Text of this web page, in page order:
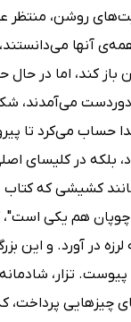
روشن، منتظر
آنها
باز کند، اما در
مى‌آمدند،
حساب مى‌کرد تا
بلکه در کلیساى
همانند کشیشى که
هم یکى است"،
در آورد. و این
تزار، شادمانه
چیزهایى پرداخت،